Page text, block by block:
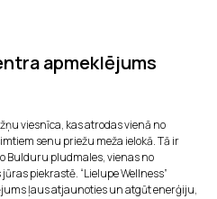
apmeklējums
viesnīca, kas atrodas vienā no
senu priežu meža ielokā. Tā ir
Bulduru pludmales, vienas no
piekrastē. “Lielupe Wellness”
ļaus atjaunoties un atgūt enerģiju,